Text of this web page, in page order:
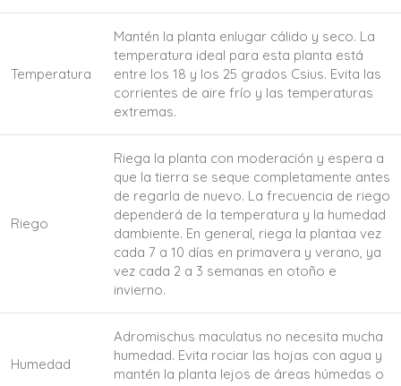
Temperatura
Mantén la planta enlugar cálido y seco. La
temperatura ideal para esta planta está
entre los 18 y los 25 grados Csius. Evita las
corrientes de aire frío y las temperaturas
extremas.
Riego
Riega la planta con moderación y espera a
que la tierra se seque completamente antes
de regarla de nuevo. La frecuencia de riego
dependerá de la temperatura y la humedad
dambiente. En general, riega la plantaa vez
cada 7 a 10 días en primavera y verano, ya
vez cada 2 a 3 semanas en otoño e
invierno.
Humedad
Adromischus maculatus no necesita mucha
humedad. Evita rociar las hojas con agua y
mantén la planta lejos de áreas húmedas o